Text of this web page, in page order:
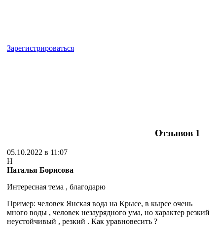
Зарегистрироваться
Отзывов 1
05.10.2022 в 11:07
Н
Наталья Борисова
Интересная тема , благодарю
Пример: человек Янская вода на Крысе, в кырсе очень
много воды , человек незаурядного ума, но характер резкий
неустойчивый , резкий . Как уравновесить ?